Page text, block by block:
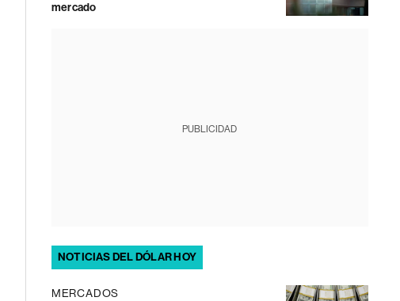
mercado
PUBLICIDAD
NOTICIAS DEL DÓLAR HOY
MERCADOS